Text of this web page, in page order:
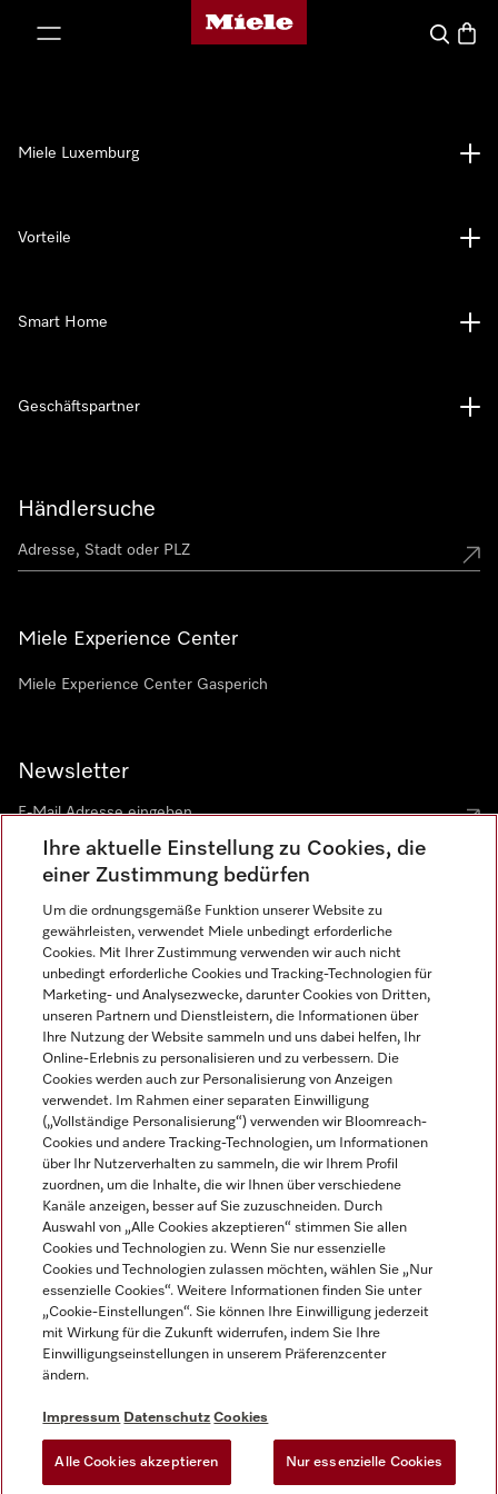
Miele-Homepage
Suche
Händlersuche
Miele Experience Center
Miele Experience Center Gasperich
Newsletter
Sprache
DEUTSCH
Miele Luxemburg
Vorteile
Smart Home
Geschäftspartner
Impressum
AGB
Datenschutz
Nutzungsbedingungen
Gesetzen über digitale Dienste
Cookie-Einstellungen
Miele auf Instagram
Miele auf Youtube
Ihre aktuelle Einstellung zu Cookies, die
einer Zustimmung bedürfen
Um die ordnungsgemäße Funktion unserer Website zu
gewährleisten, verwendet Miele unbedingt erforderliche
Cookies. Mit Ihrer Zustimmung verwenden wir auch nicht
unbedingt erforderliche Cookies und Tracking-Technologien für
Marketing- und Analysezwecke, darunter Cookies von Dritten,
unseren Partnern und Dienstleistern, die Informationen über
Ihre Nutzung der Website sammeln und uns dabei helfen, Ihr
Online-Erlebnis zu personalisieren und zu verbessern. Die
Cookies werden auch zur Personalisierung von Anzeigen
verwendet. Im Rahmen einer separaten Einwilligung
(„Vollständige Personalisierung“) verwenden wir Bloomreach-
Cookies und andere Tracking-Technologien, um Informationen
über Ihr Nutzerverhalten zu sammeln, die wir Ihrem Profil
zuordnen, um die Inhalte, die wir Ihnen über verschiedene
Kanäle anzeigen, besser auf Sie zuzuschneiden. Durch
Auswahl von „Alle Cookies akzeptieren“ stimmen Sie allen
Cookies und Technologien zu. Wenn Sie nur essenzielle
Cookies und Technologien zulassen möchten, wählen Sie „Nur
essenzielle Cookies“. Weitere Informationen finden Sie unter
„Cookie-Einstellungen“. Sie können Ihre Einwilligung jederzeit
mit Wirkung für die Zukunft widerrufen, indem Sie Ihre
Einwilligungseinstellungen in unserem Präferenzcenter
ändern.
Impressum Datenschutz Cookies
Alle Cookies akzeptieren Nur essenzielle Cookies